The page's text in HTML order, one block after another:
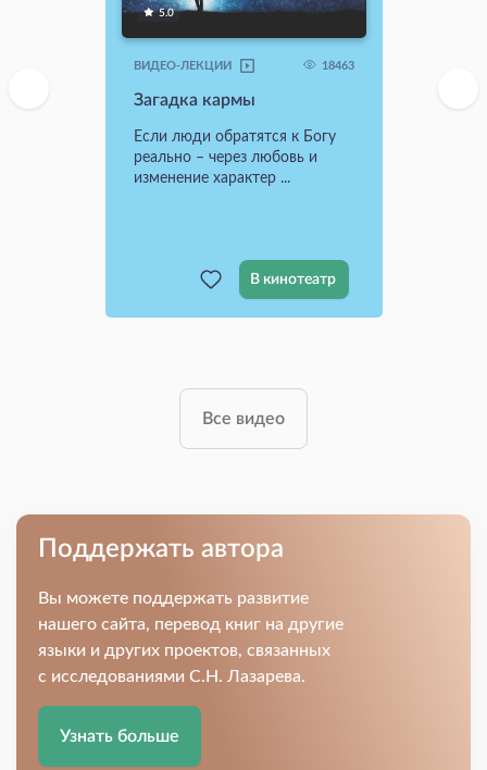
5.0
ВИДЕО-ЛЕКЦИИ 18463
Загадка кармы
Если люди обратятся к Богу
реально – через любовь и
изменение характер ...
В кинотеатр
Все видео
Поддержать автора
Вы можете поддержать развитие
нашего сайта, перевод книг на другие
языки и других проектов, связанных
с исследованиями С.Н. Лазарева.
Узнать больше